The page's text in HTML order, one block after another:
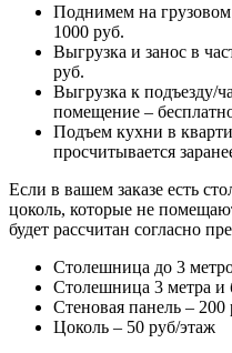
Поднимем на грузовом
1000 руб.
Выгрузка и занос в
руб.
Выгрузка к подъезду/
помещение –
Подъем кухни в
просчитывается
Если в вашем заказе есть
цоколь, которые не
будет рассчитан согласно
Столешница до 3
Столешница 3 метра и
Стеновая панель – 200
Цоколь – 50 руб/этаж